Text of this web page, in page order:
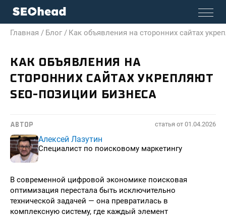
Главная / Блог / Как объявления на сторонних сайтах
КАК ОБЪЯВЛЕНИЯ НА
СТОРОННИХ САЙТАХ УКРЕПЛЯЮТ
SEO-ПОЗИЦИИ БИЗНЕСА
АВТОР статья от 01.04.2026
Алексей Лазутин
Специалист по поисковому маркетингу
В современной цифровой экономике поисковая
оптимизация перестала быть исключительно
технической задачей — она превратилась в
комплексную систему, где каждый элемент